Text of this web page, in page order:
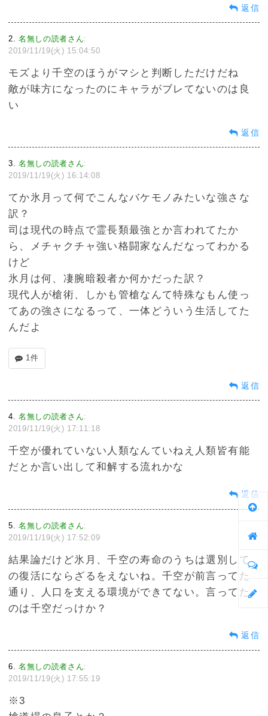
返信
2 名無しの読者さん:
2019/11/19(火) 15:04:50
モズより千空のほうがマシと判断しただけだね
敵が味方になったのにキャラがブレてないのは良
い
返信
3 名無しの読者さん:
2019/11/19(火) 16:14:08
てか氷月って何でこんなバケモノみたいな強さな
訳？
司は現代の時点で霊長類最強とか言われてたか
ら、メチャクチャ強い格闘家なんだなってわかる
けど
氷月は何、凄腕暗殺者か何かだった訳？
現代人が槍術、しかも管槍なんて特殊なもん使っ
てあの強さになるって、一体どういう生活してた
んだよ
1件
返信
4 名無しの読者さん:
2019/11/19(火) 17:11:18
千空が優れていない人類なんていねえ人類皆有能
だとか言い出して和解する流れかな
返信
5 名無しの読者さん:
2019/11/19(火) 17:52:09
結果論だけど氷月、千空の寿命のうちは選別して
の復活にならざるをえないね。千空が前言ってた
通り、人口を支える環境ができてない。言ってた
のは千空だっけか？
返信
6 名無しの読者さん:
2019/11/19(火) 17:55:19
※3